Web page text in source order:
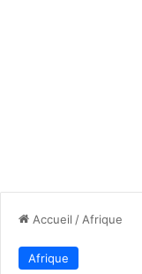
Accueil / Afrique
Afrique